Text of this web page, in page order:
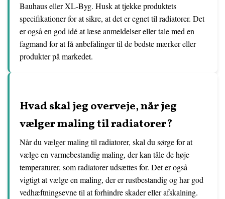
Bauhaus eller XL-Byg. Husk at tjekke produktets
specifikationer for at sikre, at det er egnet til radiatorer. Det
er også en god idé at læse anmeldelser eller tale med en
fagmand for at få anbefalinger til de bedste mærker eller
produkter på markedet.
Hvad skal jeg overveje, når jeg
vælger maling til radiatorer?
Når du vælger maling til radiatorer, skal du sørge for at
vælge en varmebestandig maling, der kan tåle de høje
temperaturer, som radiatorer udsættes for. Det er også
vigtigt at vælge en maling, der er rustbestandig og har god
vedhæftningsevne til at forhindre skader eller afskalning.